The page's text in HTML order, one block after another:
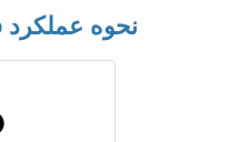
نحوه عملکرد MysDatingGo